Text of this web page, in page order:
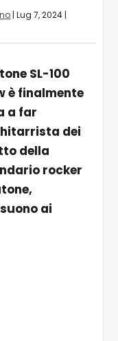
|Lug 7, 2024 |
SL-100
è finalmente
a far
dei
della
rocker
ai